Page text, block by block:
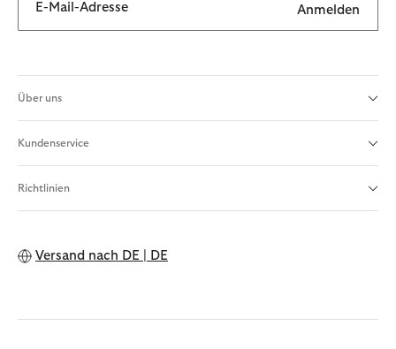
E-Mail-Adresse Anmelden
Über uns
Kundenservice
Richtlinien
Versand nach DE | DE